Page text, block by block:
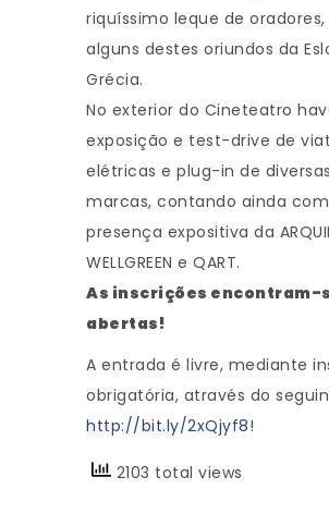
riquíssimo leque de oradores,
alguns destes oriundos da
Grécia.
No exterior do Cineteatro
exposição e test-drive de
elétricas e plug-in de diversas
marcas, contando ainda
presença expositiva da
WELLGREEN e QART.
As inscrições encontram-
abertas!
A entrada é livre, mediante
obrigatória, através do
http://bit.ly/2xQjyf8!
2103 total views